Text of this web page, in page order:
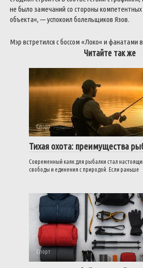
не было замечаний со стороны компетентных
объекта«, —успокоил болельщиков Язов.
Мэр встретился сбоссом «Локо« и фанатами в
Читайте так же
Спорт
Тихая охота: преимущества
Современный каяк для рыбалки стал
свободы и единения с природой. Если раньше
Спорт